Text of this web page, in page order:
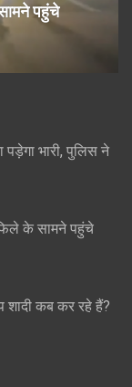
पहुंचे
पड़ेगा भारी, पुलिस ने
के सामने पहुंचे
शादी कब कर रहे हैं?